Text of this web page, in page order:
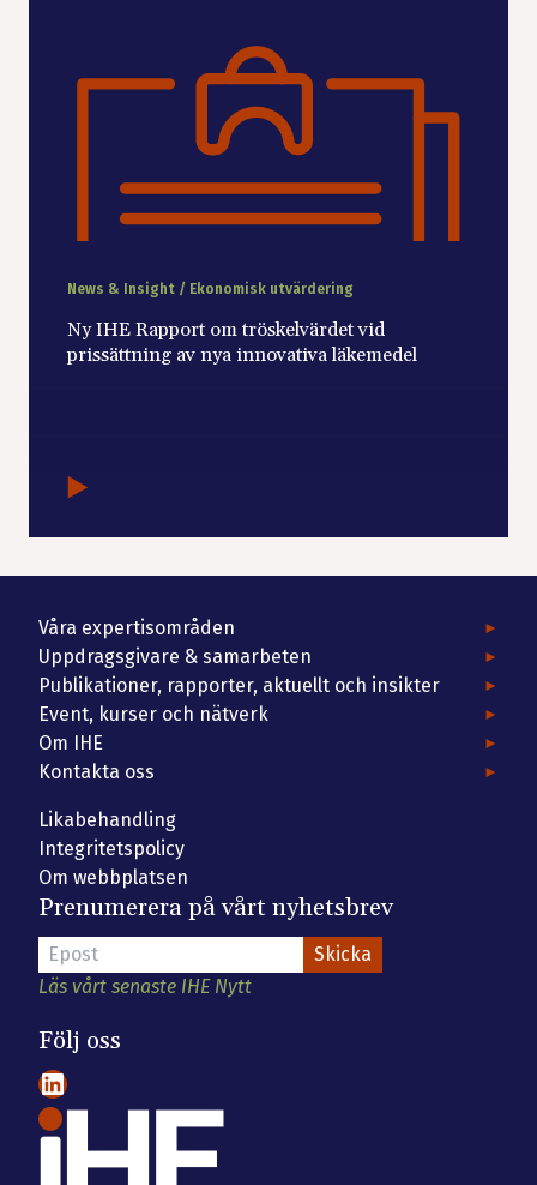
News & Insight / Ekonomisk utvärdering
Ny IHE Rapport om tröskelvärdet vid
prissättning av nya innovativa läkemedel
Våra expertisområden
Uppdragsgivare & samarbeten
Publikationer, rapporter, aktuellt och insikter
Event, kurser och nätverk
Om IHE
Kontakta oss
Likabehandling
Integritetspolicy
Om webbplatsen
Prenumerera på vårt nyhetsbrev
Läs vårt senaste IHE Nytt
Följ oss
LinkedIn